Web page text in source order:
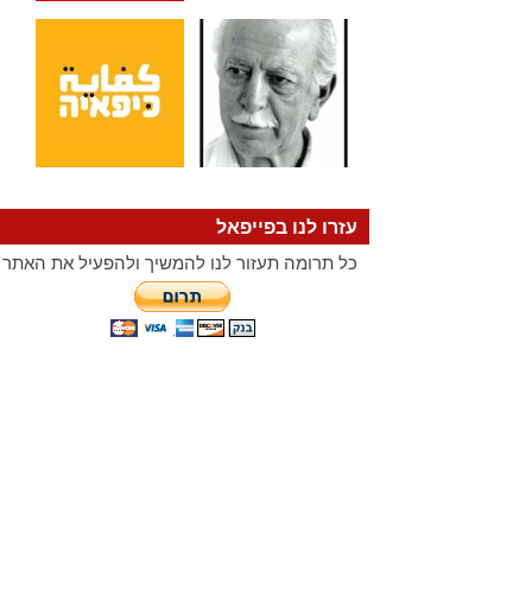
עזרו לנו בפייפאל
כל תרומה תעזור לנו להמשיך ולהפעיל את האתר